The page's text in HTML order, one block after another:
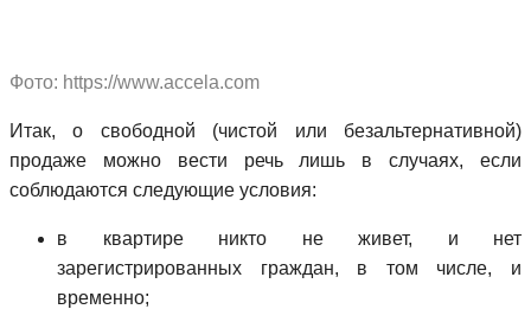
Фото: https://www.accela.com
Итак, о свободной (чистой или безальтернативной)
продаже можно вести речь лишь в случаях, если
соблюдаются следующие условия:
в квартире никто не живет, и нет
зарегистрированных граждан, в том числе, и
временно;